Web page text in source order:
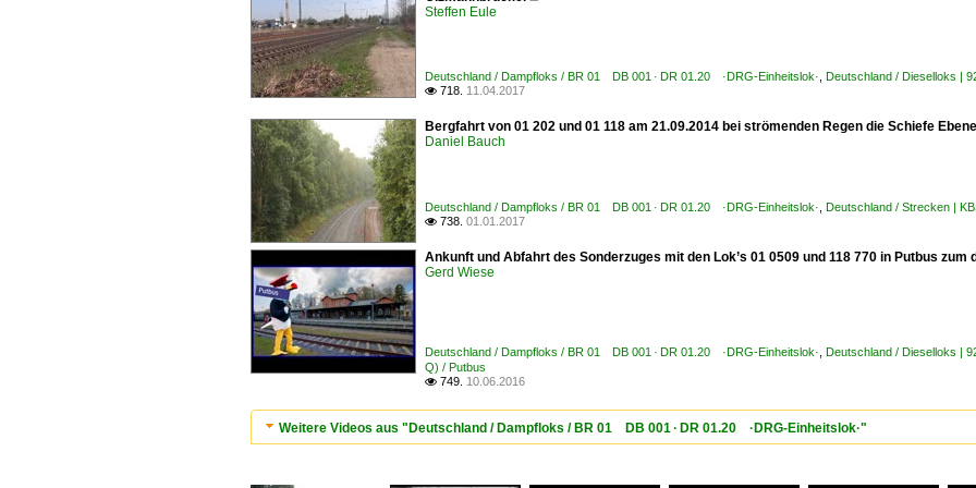
Steffen Eule
Deutschland / Dampfloks / BR 01 DB 001 · DR 01.20 ·DRG-Einheitslok· Deutschland / Dieselloks
 718. 11.04.2017
Bergfahrt von 01 202 und 01 118 am 21.09.2014 bei strömenden Regen die Schiefe
Daniel Bauch
Deutschland / Dampfloks / BR 01 DB 001 · DR 01.20 ·DRG-Einheitslok· Deutschland / Strecken |
 738. 01.01.2017
Ankunft und Abfahrt des Sonderzuges mit den Lok’s 01 0509 und 118 770 in Putbus
Gerd Wiese
Deutschland / Dampfloks / BR 01 DB 001 · DR 01.20 ·DRG-Einheitslok· Deutschland / Dieselloks |
Q) / Putbus
 749. 10.06.2016
Weitere Videos aus "Deutschland / Dampfloks / BR 01 DB 001 · DR 01.20 ·DRG-Einheitslok·"